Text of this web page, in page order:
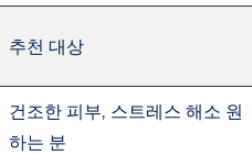
추천 대상
건조한 피부, 스트레스 해소 원
하는 분